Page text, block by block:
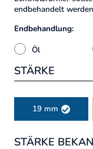
endbehandelt
Endbehandlung:
Öl
STÄRKE
19 mm
STÄRKE